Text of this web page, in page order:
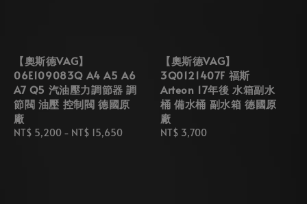
【奧斯德VAG】
06E109083Q A4 A5 A6
A7 Q5 汽油壓力調節器 調
節閥 油壓 控制閥 德國原
廠
Regular
NT$ 5,200 - NT$ 15,650
【奧斯德VAG】
3Q0121407F 福斯
Arteon 17年後 水箱副水
桶 備水桶 副水箱 德國原
廠
Regular
NT$ 3,700